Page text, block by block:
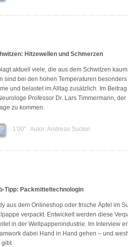
Hitzewellen und Schmerzen
aktuell viele, die aus dem Schwitzen
sind bei den hohen Temperaturen
und belastet im Alltag zusätzlich. Im
Professor Dr. Lars Timmermann,
zu kommen.
1'00" Autor: Andreas Suckel
Tipp: Packmitteltechnologin
aus dem Onlineshop oder frische Äpfel im
verpackt. Entwickelt werden diese
in der Wellpappenindustrie. Im Interview
dabei Hand in Hand gehen – und
gibt.